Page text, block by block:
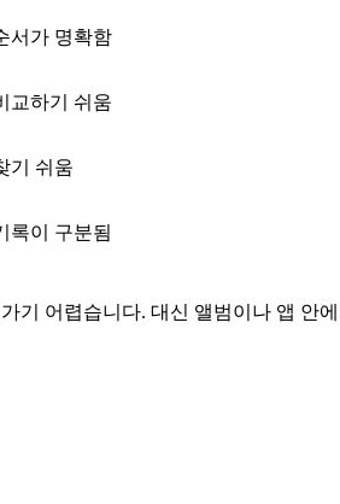
서가 명확함
교하기 쉬움
기 쉬움
록이 구분됨
기 어렵습니다. 대신 앨범이나 앱